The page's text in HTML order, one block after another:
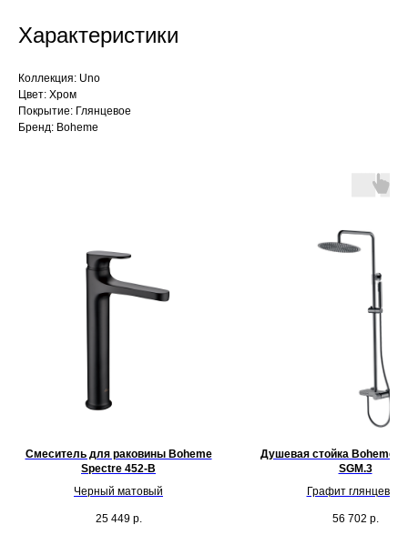
Характеристики
Коллекция: Uno
Цвет: Хром
Покрытие: Глянцевое
Бренд: Boheme
Смеситель для раковины Boheme
Spectre 452-B
Черный матовый
25 449 р.
Душевая стойка Boheme
SGM.3
Графит глянцевый
56 702 р.